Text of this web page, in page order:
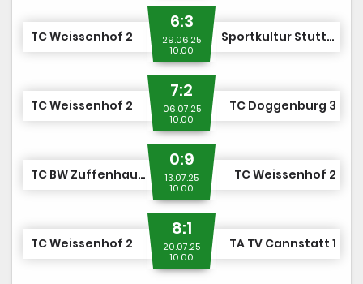
TC Weissenhof 2
6:3
29.06.25
10:00
Sportkultur Stuttgart 1
TC Weissenhof 2
7:2
06.07.25
10:00
TC Doggenburg 3
TC BW Zuffenhausen 1
0:9
13.07.25
10:00
TC Weissenhof 2
TC Weissenhof 2
8:1
20.07.25
10:00
TA TV Cannstatt 1